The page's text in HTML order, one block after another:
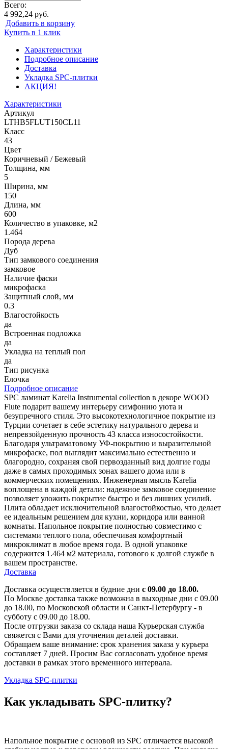
Всего:
4 992,24 руб.
Добавить в корзину
Купить в 1 клик
Характеристики
Подробное описание
Доставка
Укладка SPC-плитки
АКЦИЯ!
Характеристики
Артикул
LTHB5FLUT150CL11
Класс
43
Цвет
Коричневый / Бежевый
Толщина, мм
5
Ширина, мм
150
Длина, мм
600
Количество в упаковке, м2
1.464
Порода дерева
Дуб
Тип замкового соединения
замковое
Наличие фаски
микрофаска
Защитный слой, мм
0.3
Влагостойкость
да
Встроенная подложка
да
Укладка на теплый пол
да
Тип рисунка
Елочка
Подробное описание
SPC ламинат Karelia Instrumental collection в декоре WOOD
Flute подарит вашему интерьеру симфонию уюта и
безупречного стиля. Это высокотехнологичное покрытие из
Турции сочетает в себе эстетику натурального дерева и
непревзойденную прочность 43 класса износостойкости.
Благодаря ультраматовому УФ-покрытию и выразительной
микрофаске, пол выглядит максимально естественно и
благородно, сохраняя свой первозданный вид долгие годы
даже в самых проходимых зонах вашего дома или в
коммерческих помещениях. Инженерная мысль Karelia
воплощена в каждой детали: надежное замковое соединение
позволяет уложить покрытие быстро и без лишних усилий.
Плита обладает исключительной влагостойкостью, что делает
ее идеальным решением для кухни, коридора или ванной
комнаты. Напольное покрытие полностью совместимо с
системами теплого пола, обеспечивая комфортный
микроклимат в любое время года. В одной упаковке
содержится 1.464 м2 материала, готового к долгой службе в
вашем пространстве.
Доставка
Доставка осуществляется в будние дни с 09.00 до 18.00.
По Москве доставка также возможна в выходные дни с 09.00
до 18.00, по Московской области и Санкт-Петербургу - в
субботу с 09.00 до 18.00.
После отгрузки заказа со склада наша Курьерская служба
свяжется с Вами для уточнения деталей доставки.
Обращаем ваше внимание: срок хранения заказа у курьера
составляет 7 дней. Просим Вас согласовать удобное время
доставки в рамках этого временного интервала.
Укладка SPC-плитки
Как укладывать SPC-плитку?
Напольное покрытие с основой из SPC отличается высокой